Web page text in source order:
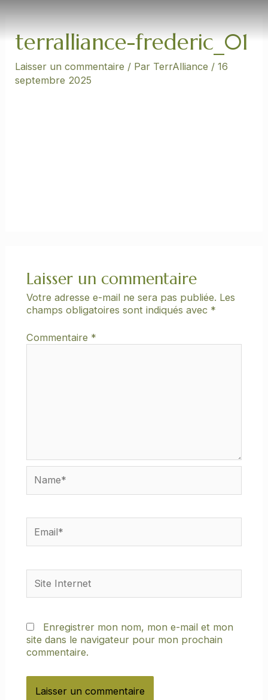
terralliance-frederic_01
Laisser un commentaire / Par TerrAlliance /16
septembre 2025
Laisser un commentaire
Votre adresse e-mail ne sera pas publiée. Les
champs obligatoires sont indiqués avec *
Commentaire *
Internet
Enregistrer mon nom, mon e-mail et mon
site dans le navigateur pour mon prochain
commentaire.